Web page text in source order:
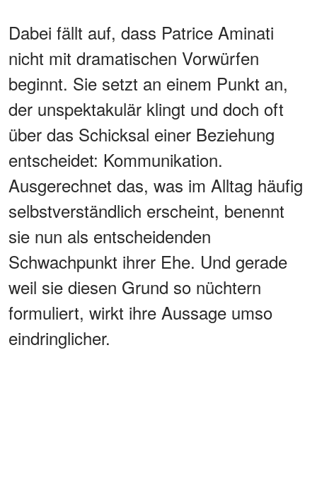
Dabei fällt auf, dass Patrice Aminati
nicht mit dramatischen Vorwürfen
beginnt. Sie setzt an einem Punkt an,
der unspektakulär klingt und doch oft
über das Schicksal einer Beziehung
entscheidet: Kommunikation.
Ausgerechnet das, was im Alltag häufig
selbstverständlich erscheint, benennt
sie nun als entscheidenden
Schwachpunkt ihrer Ehe. Und gerade
weil sie diesen Grund so nüchtern
formuliert, wirkt ihre Aussage umso
eindringlicher.